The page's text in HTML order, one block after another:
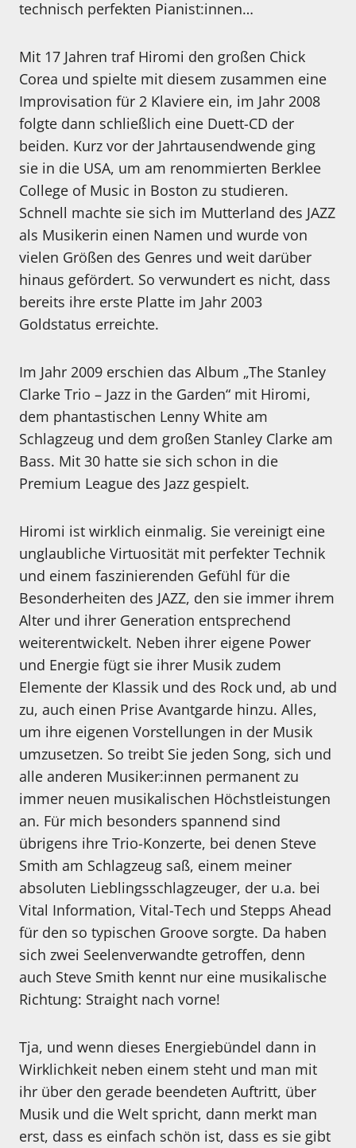
technisch perfekten Pianist:innen…
Mit 17 Jahren traf Hiromi den großen Chick
Corea und spielte mit diesem zusammen eine
Improvisation für 2 Klaviere ein, im Jahr 2008
folgte dann schließlich eine Duett-CD der
beiden. Kurz vor der Jahrtausendwende ging
sie in die USA, um am renommierten Berklee
College of Music in Boston zu studieren.
Schnell machte sie sich im Mutterland des JAZZ
als Musikerin einen Namen und wurde von
vielen Größen des Genres und weit darüber
hinaus gefördert. So verwundert es nicht, dass
bereits ihre erste Platte im Jahr 2003
Goldstatus erreichte.
Im Jahr 2009 erschien das Album „The Stanley
Clarke Trio – Jazz in the Garden“ mit Hiromi,
dem phantastischen Lenny White am
Schlagzeug und dem großen Stanley Clarke am
Bass. Mit 30 hatte sie sich schon in die
Premium League des Jazz gespielt.
Hiromi ist wirklich einmalig. Sie vereinigt eine
unglaubliche Virtuosität mit perfekter Technik
und einem faszinierenden Gefühl für die
Besonderheiten des JAZZ, den sie immer ihrem
Alter und ihrer Generation entsprechend
weiterentwickelt. Neben ihrer eigene Power
und Energie fügt sie ihrer Musik zudem
Elemente der Klassik und des Rock und, ab und
zu, auch einen Prise Avantgarde hinzu. Alles,
um ihre eigenen Vorstellungen in der Musik
umzusetzen. So treibt Sie jeden Song, sich und
alle anderen Musiker:innen permanent zu
immer neuen musikalischen Höchstleistungen
an. Für mich besonders spannend sind
übrigens ihre Trio-Konzerte, bei denen Steve
Smith am Schlagzeug saß, einem meiner
absoluten Lieblingsschlagzeuger, der u.a. bei
Vital Information, Vital-Tech und Stepps Ahead
für den so typischen Groove sorgte. Da haben
sich zwei Seelenverwandte getroffen, denn
auch Steve Smith kennt nur eine musikalische
Richtung: Straight nach vorne!
Tja, und wenn dieses Energiebündel dann in
Wirklichkeit neben einem steht und man mit
ihr über den gerade beendeten Auftritt, über
Musik und die Welt spricht, dann merkt man
erst, dass es einfach schön ist, dass es sie gibt